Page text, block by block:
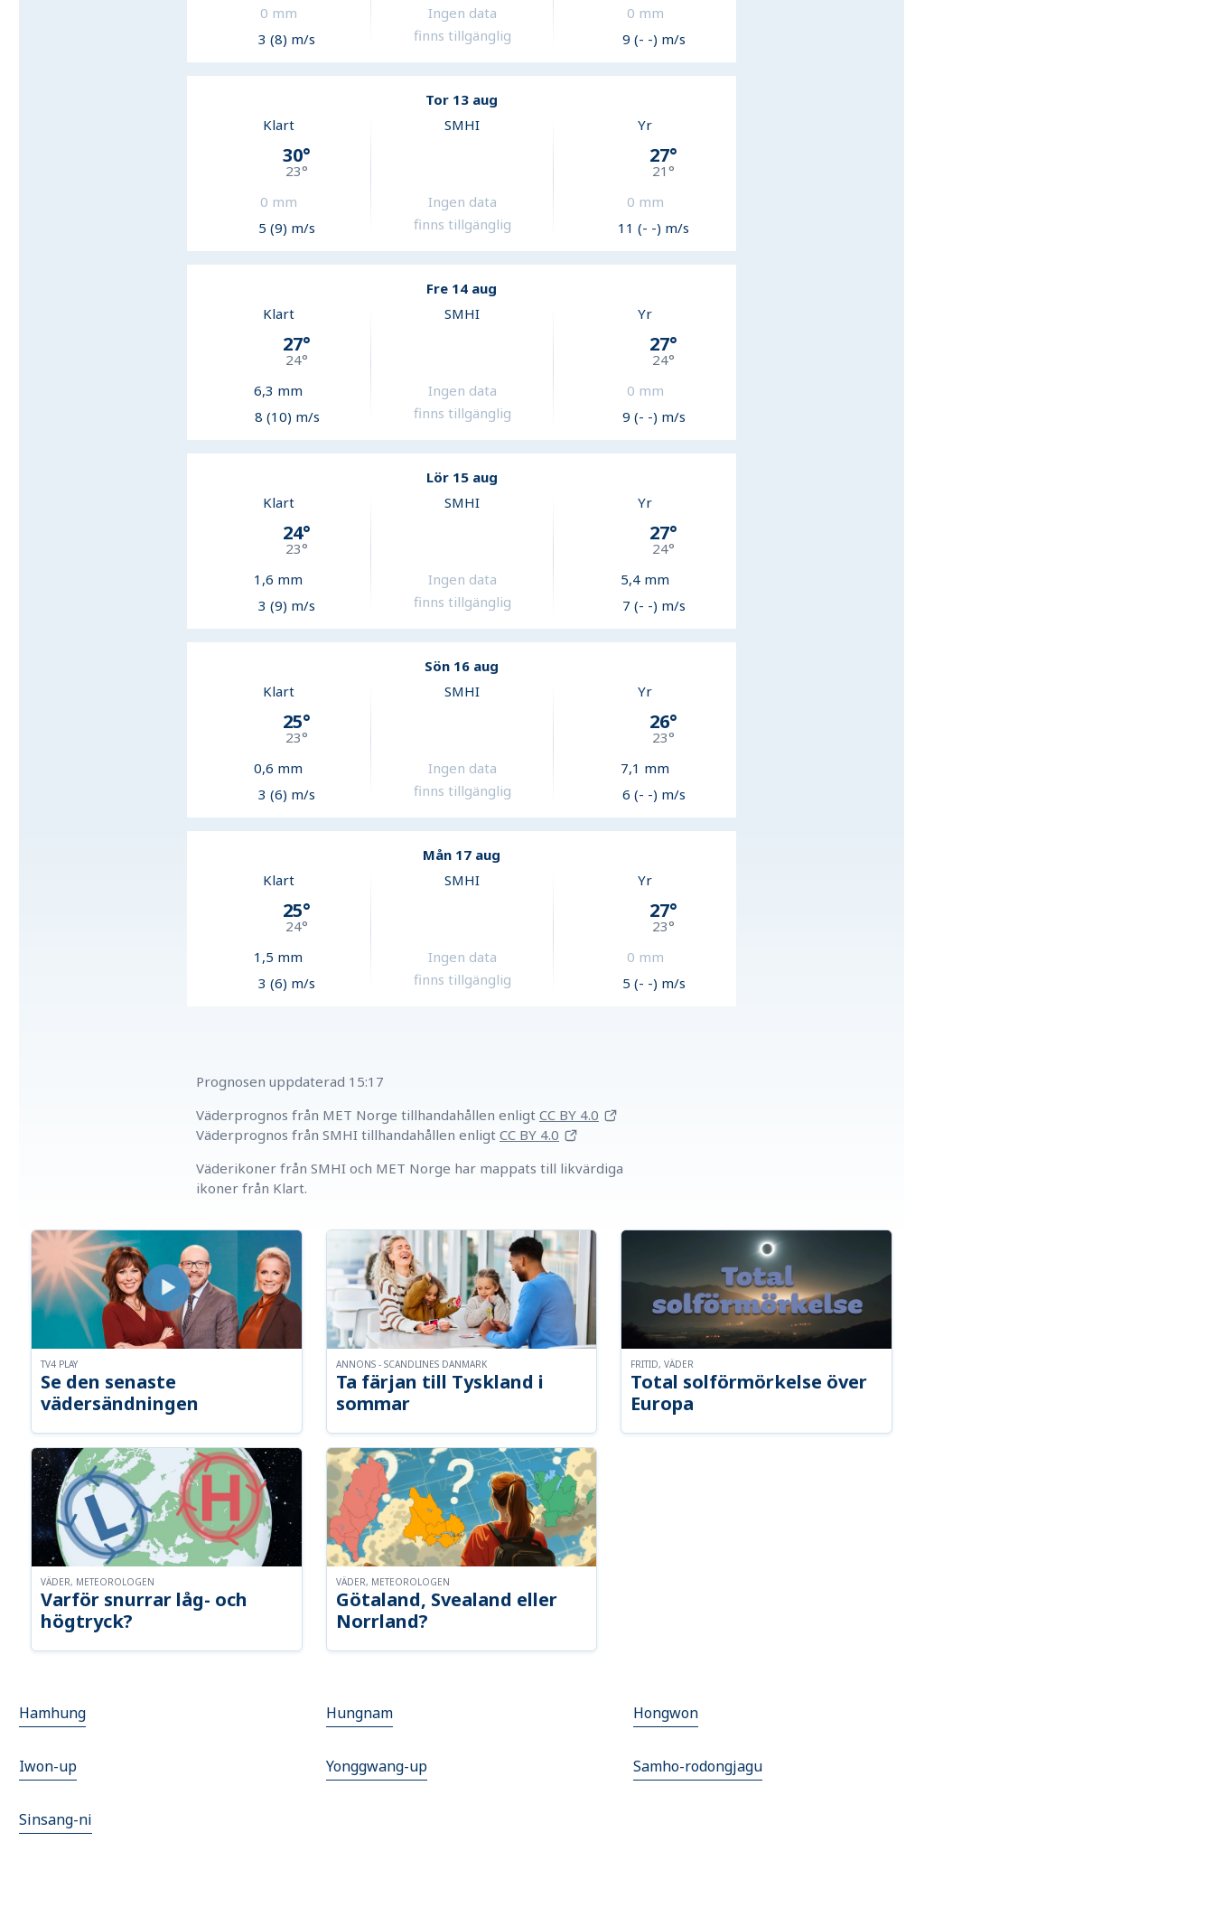
0 mm
3 (8) m/s
Ingen data
finns tillgänglig
0 mm
9 (- -) m/s
Tor 13 aug
Klart
30°
23°
0 mm
5 (9) m/s
SMHI
Ingen data
finns tillgänglig
Yr
27°
21 °
0 mm
11 (- -) m/s
Fre 14 aug
Klart
27°
24°
6,3 mm
8 (10) m/s
SMHI
Ingen data
finns tillgänglig
Yr
27°
24°
0 mm
9 (- -) m/s
Lör 15 aug
Klart
24°
23°
1,6 mm
3 (9) m/s
SMHI
Ingen data
finns tillgänglig
Yr
27°
24°
5,4 mm
7 (- -) m/s
Sön 16 aug
Klart
25°
23°
0,6 mm
3 (6) m/s
SMHI
Ingen data
finns tillgänglig
Yr
26°
23°
7,1 mm
6 (- -) m/s
Mån 17 aug
Klart
25°
24°
1,5 mm
3 (6) m/s
SMHI
Ingen data
finns tillgänglig
Yr
27°
23°
0 mm
5 (- -) m/s
Prognosen uppdaterad 15:17
Väderprognos från MET Norge tillhandahållen enligt CC BY 4.0
Väderprognos från SMHI tillhandahållen enligt CC BY 4.0
Väderikoner från SMHI och MET Norge har mappats till likvärdiga
ikoner från Klart.
Se den senaste
vädersändningen
TV4 PLAY
Ta färjan till Tyskland i
sommar
ANNONS - SCANDLINES DANMARK
Total solförmörkelse över
Europa
FRITID, VÄDER
Varför snurrar låg- och
högtryck?
VÄDER, METEOROLOGEN
Götaland, Svealand eller
Norrland?
VÄDER, METEOROLOGEN
Hamhung Hungnam Hongwon
Iwon-up Yonggwang-up Samho-rodongjagu
Sinsang-ni